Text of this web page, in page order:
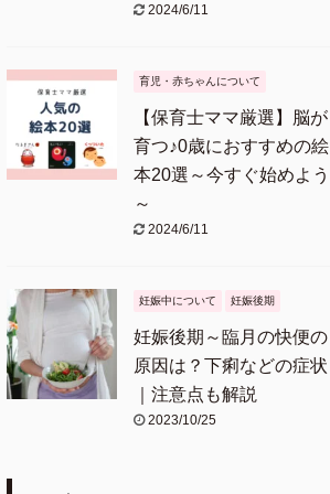
2024/6/11
育児・赤ちゃんについて
【保育士ママ厳選】脳が
育つ♪0歳におすすめの絵
本20選～今すぐ始めよう
～
2024/6/11
妊娠中について 妊娠後期
妊娠後期～臨月の快便の
原因は？下痢などの症状
｜注意点も解説
2023/10/25